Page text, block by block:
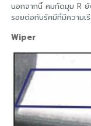
นอกจากนี้ คมกัดมุม R ยั
รอยต่อกับรัศมีที่มีความเ
Wiper